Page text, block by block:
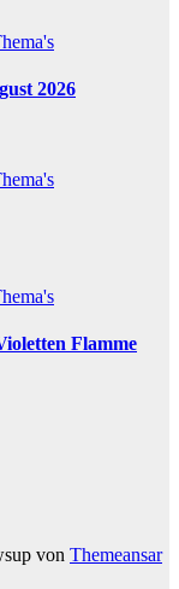
2026
Flamme
von Themeansar